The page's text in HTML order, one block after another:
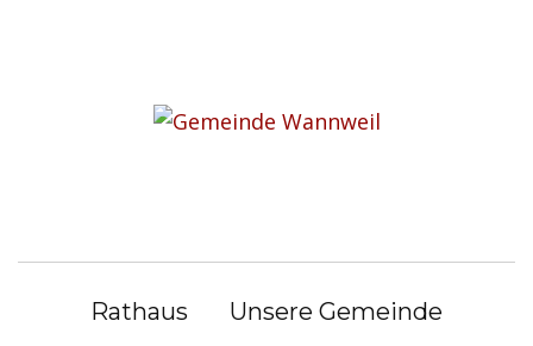
Rathaus
Unsere Gemeinde
Eheschließung bei
sorgeberechtigten Partnern